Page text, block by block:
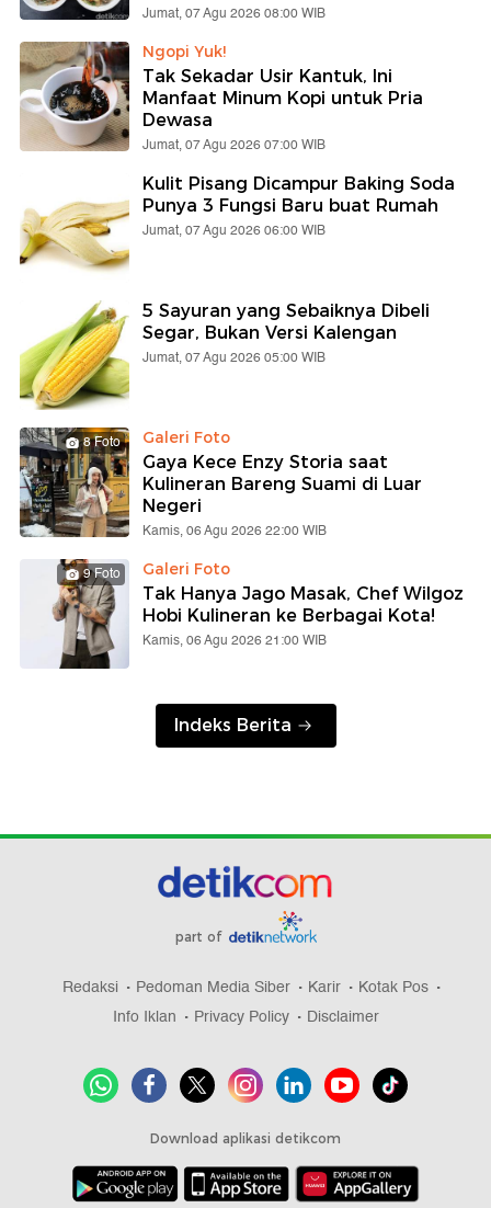
Jumat, 07 Agu 2026 08:00 WIB
Ngopi Yuk!
Tak Sekadar Usir Kantuk, Ini
Manfaat Minum Kopi untuk Pria
Dewasa
Jumat, 07 Agu 2026 07:00 WIB
Kulit Pisang Dicampur Baking Soda
Punya 3 Fungsi Baru buat Rumah
Jumat, 07 Agu 2026 06:00 WIB
5 Sayuran yang Sebaiknya Dibeli
Segar, Bukan Versi Kalengan
Jumat, 07 Agu 2026 05:00 WIB
8 Foto Galeri Foto
Gaya Kece Enzy Storia saat
Kulineran Bareng Suami di Luar
Negeri
Kamis, 06 Agu 2026 22:00 WIB
9 Foto Galeri Foto
Tak Hanya Jago Masak, Chef Wilgoz
Hobi Kulineran ke Berbagai Kota!
Kamis, 06 Agu 2026 21:00 WIB
Indeks Berita
part of
Redaksi Pedoman Media Siber Karir
Kotak Pos
Info Iklan
Privacy Policy Disclaimer
Download aplikasi detikcom